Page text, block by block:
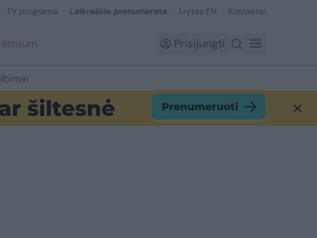
TV programa Laikraščio prenumerata Lrytas EN Kontaktai
Prisijungti